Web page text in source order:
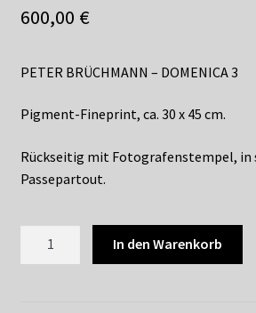
Newsletter
Versandkosten / Lieferung
Widerrufsbelehrung
600,00 €
PETER BRÜCHMANN – DOMENICA 3
Pigment-Fineprint, ca. 30 x 45 cm.
Rückseitig mit Fotografenstempel, in
Passepartout.
In den Warenkorb